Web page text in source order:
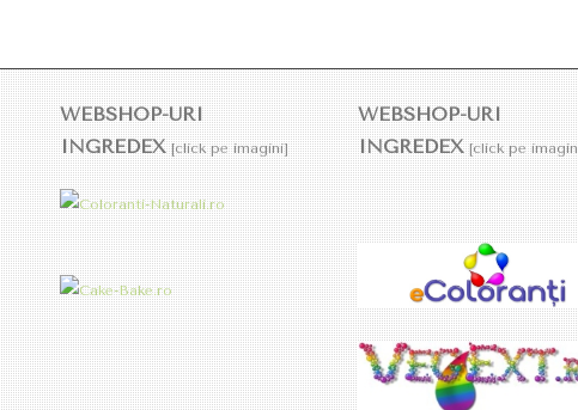
WEBSHOP-URI
INGREDEX[click pe imagini]
WEBSHOP-URI
INGREDEX[click pe